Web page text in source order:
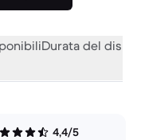
Durata del
4,4/5